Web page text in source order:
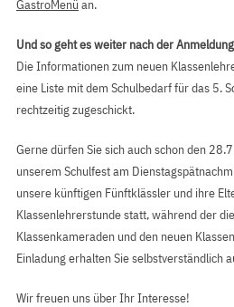
GastroMenüan.
Und so geht es weiter nach der Anmeldung
Die Informationen zum neuen
eine Liste mit dem Schulbedarf für das 5.
rechtzeitig zugeschickt.
Gerne dürfen Sie sich auch schon den
unserem Schulfest am
unsere künftigen Fünftklässler und ihre
Klassenlehrerstunde statt, während der
Klassenkameraden und den neuen
Einladung erhalten Sie selbstverständlich
Wir freuen uns über Ihr Interesse!